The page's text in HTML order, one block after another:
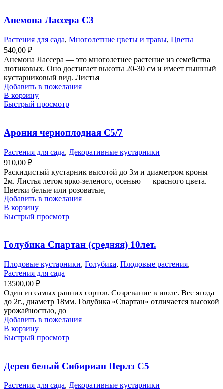
Анемона Лассера С3
Растения для сада, Многолетние цветы и травы, Цветы
540,00 ₽
Анемона Лассера — это многолетнее растение из семейства
лютиковых. Оно достигает высоты 20-30 см и имеет пышный
кустарниковый вид. Листья
Добавить в пожелания
В корзину
Быстрый просмотр
Арония черноплодная С5/7
Растения для сада, Декоративные кустарники
910,00 ₽
Раскидистый кустарник высотой до 3м и диаметром кроны
2м. Листья летом ярко-зеленого, осенью — красного цвета.
Цветки белые или розоватые,
Добавить в пожелания
В корзину
Быстрый просмотр
Голубика Спартан (средняя) 10лет.
Плодовые кустарники, Голубика, Плодовые растения,
Растения для сада
13500,00 ₽
Один из самых ранних сортов. Созревание в июле. Вес ягода
до 2г., диаметр 18мм. Голубика «Спартан» отличается высокой
урожайностью, до
Добавить в пожелания
В корзину
Быстрый просмотр
Дерен белый Сибириан Перлз С5
Растения для сада, Декоративные кустарники